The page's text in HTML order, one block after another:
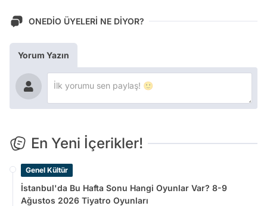
ONEDİO ÜYELERİ NE DİYOR?
Yorum Yazın
En Yeni İçerikler!
Genel Kültür
İstanbul'da Bu Hafta Sonu Hangi Oyunlar Var? 8-9
Ağustos 2026 Tiyatro Oyunları